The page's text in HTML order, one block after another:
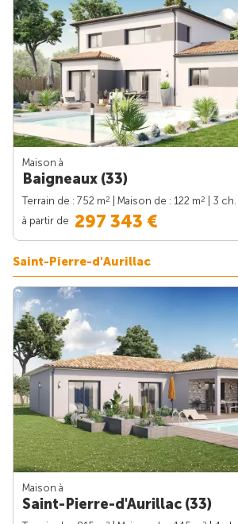
Maison à
Baigneaux (33)
Terrain de : 752 m2 | Maison de : 122 m2
| 3 ch.
à partir de 297 343 €
Saint-Pierre-d'Aurillac
Maison à
Saint-Pierre-d'Aurillac (33)